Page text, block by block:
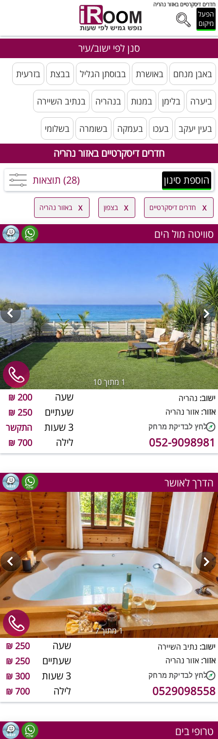
חדרים דיסקרטיים באזור נהריה
הפעל
מיקום
סנן לפי ישוב/עיר
באבן מנחם באושרת בבוסתן הגליל בבצת בזרעית
ביערה בלימן במנות בנהריה בנתיב השיירה
בעין יעקב בעכו בעמקה בשומרה בשלומי
חדרים דיסקרטיים באזור נהריה
הוספת סינון (28) תוצאות
חדרים דיסקרטיים בצפון באזור נהריה
סוויטה מול הים
1מתוך 10
שעה 200 ₪
שעתיים 250 ₪
3 שעות התקשר
לילה 700 ₪
ישוב: נהריה
אזור: אזור נהריה
052-9098981
הדרך לאושר
1מתוך 7
שעה 250 ₪
שעתיים 250 ₪
3 שעות 300 ₪
לילה 700 ₪
ישוב: נתיב השיירה
אזור: אזור נהריה
0529098558
טרופי בים